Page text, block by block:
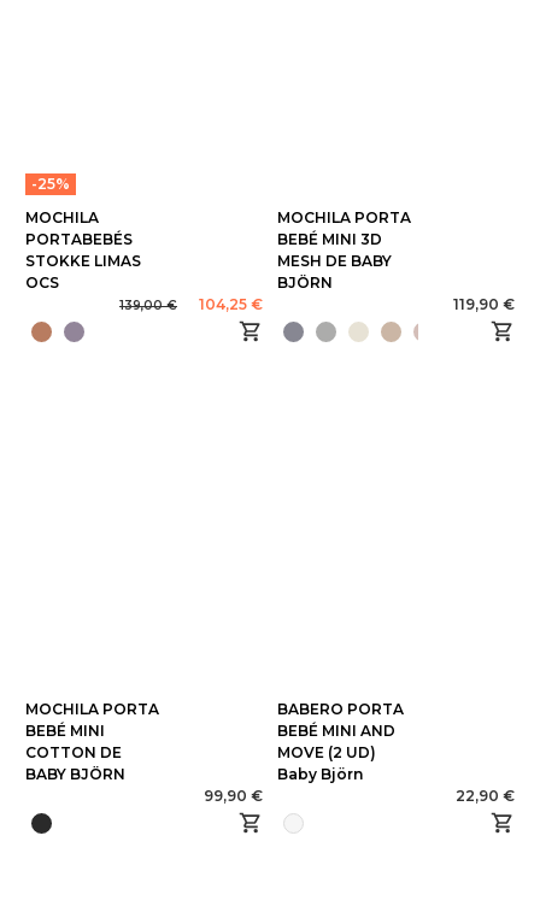
-25%
MOCHILA
PORTABEBÉS
STOKKE LIMAS
OCS
139,00 € 104,25 €
MOCHILA PORTA
BEBÉ MINI 3D
MESH DE BABY
BJÖRN
119,90 €
MOCHILA PORTA
BEBÉ MINI
COTTON DE
BABY BJÖRN
99,90 €
BABERO PORTA
BEBÉ MINI AND
MOVE (2 UD)
Baby Björn
22,90 €